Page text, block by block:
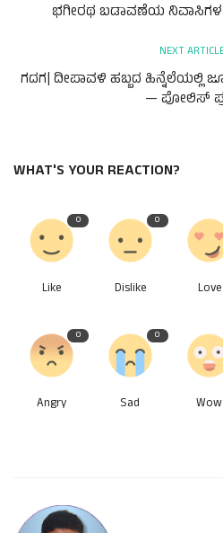
ಭಗೀರಥ ಬಡಾವಣೆಯ ನಿವಾಸಿಗಳ
NEXT
ಗದಗ| ದೀಪಾವಳಿ ಹಬ್ಬದ ಹಿನ್ನೆಲೆಯಲ್ಲಿ
— ಪೋಲಿಸ್
WHAT'S YOUR REACTION?
0
Like
0
Dislike Love
0
Angry
0
Sad Wow